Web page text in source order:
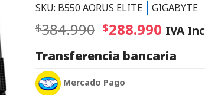
SKU: B550 AORUS ELITE GIGABYTE
$384.990 $288.990 IVA
Transferencia bancaria
Mercado Pago